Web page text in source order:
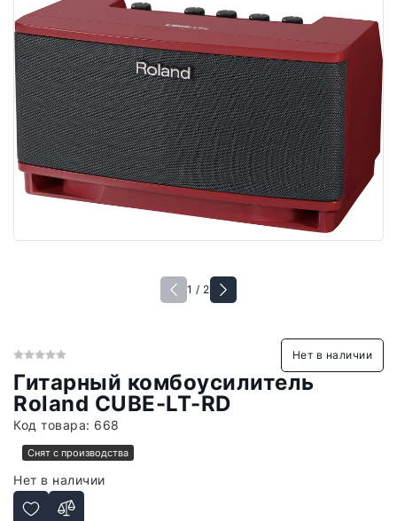
1 / 2
Нет в наличии
Гитарный комбоусилитель
Roland CUBE-LT-RD
Код товара: 668
Снят с производства
Нет в наличии